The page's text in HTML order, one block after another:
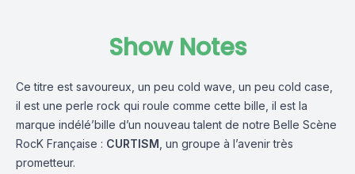
Show Notes
Ce titre est savoureux, un peu cold wave, un peu cold case,
il est une perle rock qui roule comme cette bille, il est la
marque indélé’bille d’un nouveau talent de notre Belle Scène
RocK Française : CURTISM , un groupe à l’avenir très
prometteur.